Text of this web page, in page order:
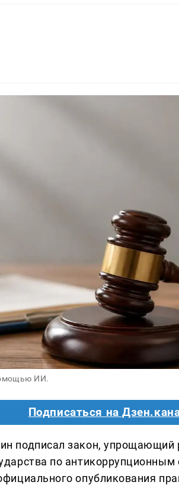
ИИ.
Подписаться на
подписал закон,
по
опубликования